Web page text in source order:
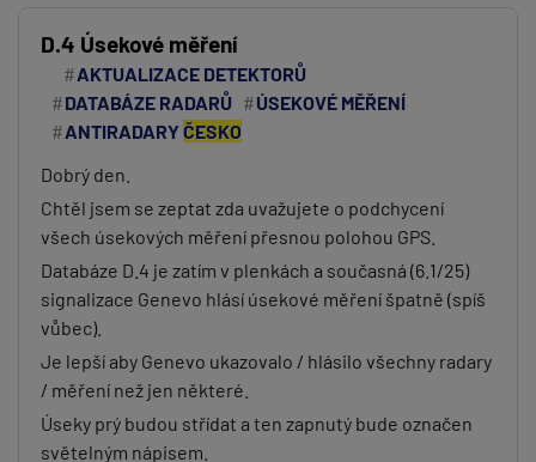
D.4 Úsekové měření
AKTUALIZACE DETEKTORŮ
DATABÁZE RADARŮ
ÚSEKOVÉ MĚŘENÍ
ANTIRADARYČESKO
Dobrý den.
Chtěl jsem se zeptat zda uvažujete o podchycení
všech úsekových měření přesnou polohou GPS.
Databáze D.4 je zatím v plenkách a současná (6.1/25)
signalizace Genevo hlásí úsekové měření špatně (spíš
vůbec).
Je lepší aby Genevo ukazovalo / hlásilo všechny radary
/ měření než jen některé.
Úseky prý budou střídat a ten zapnutý bude označen
světelným nápisem.